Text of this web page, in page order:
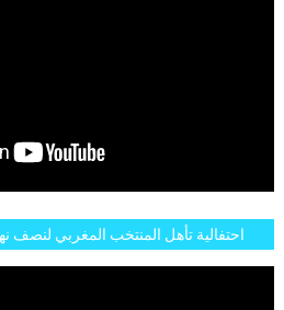
احتفالية تأهل المنتخب المغربي لنصف